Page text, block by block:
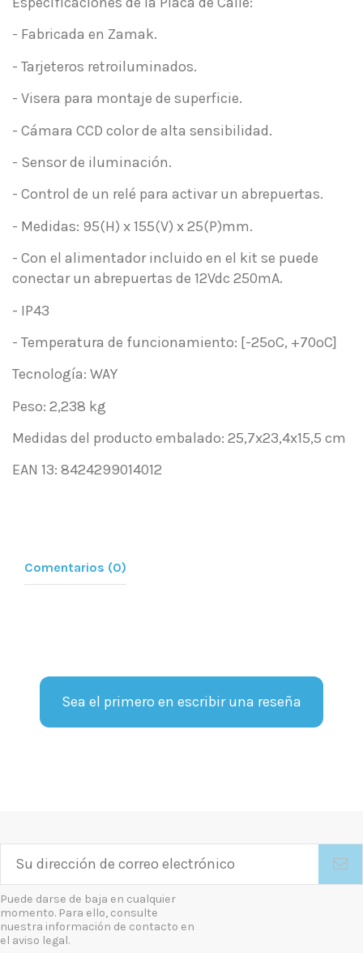
- Fabricada en Zamak.
- Tarjeteros retroiluminados.
- Visera para montaje de superficie.
- Cámara CCD color de alta sensibilidad.
- Sensor de iluminación.
- Control de un relé para activar un abrepuertas.
- Medidas: 95(H) x 155(V) x 25(P)mm.
- Con el alimentador incluido en el kit se puede
conectar un abrepuertas de 12Vdc 250mA.
- IP43
- Temperatura de funcionamiento: [-25ºC, +70ºC]
Tecnología: WAY
Peso: 2,238 kg
Medidas del producto embalado: 25,7x23,4x15,5 cm
EAN 13: 8424299014012
Comentarios (0)
Sea el primero en escribir una reseña
Puede darse de baja en cualquier
momento. Para ello, consulte
nuestra información de contacto en
el aviso legal.